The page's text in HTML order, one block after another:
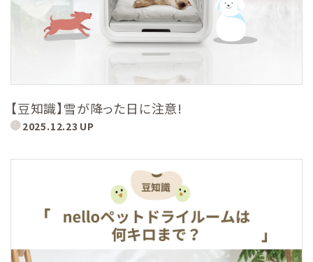
【豆知識】雪が降った日に注意!
2025.12.23